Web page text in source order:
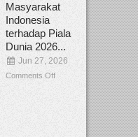
Masyarakat
Indonesia
terhadap Piala
Dunia 2026...
Jun 27, 2026
Comments Off